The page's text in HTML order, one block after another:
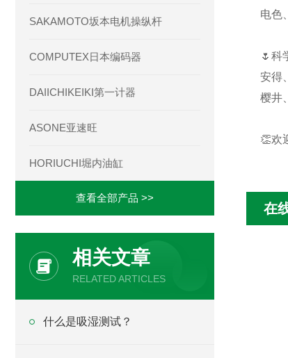
电色
🌷科
安得
樱井
👏欢
在
SAKAMOTO坂本电机操纵杆
COMPUTEX日本编码器
DAIICHIKEIKI第一计器
ASONE亚速旺
HORIUCHI堀内油缸
查看全部产品 >>
相关文章
RELATED ARTICLES
什么是吸湿测试？